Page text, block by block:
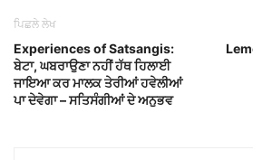
ਪਿਛਲੇ ਲੇਖ
Experiences of Satsangis:
ਬੇਟਾ, ਘਬਰਾਉਣਾ ਨਹੀਂ ਹੱਥ ਹਿਲਾਈ
ਜਾਇਆ ਕਰ ਮਾਲਕ ਤੇਰੀਆਂ ਹਵੇਲੀਆਂ
ਪਾ ਦੇਵੇਗਾ – ਸਤਿਸੰਗੀਆਂ ਦੇ ਅਨੁਭਵ